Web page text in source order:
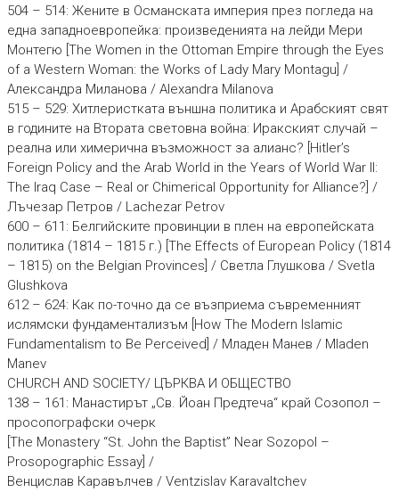
504 – 514: Жените в Османската империя през погледа на
една западноевропейка: произведенията на лейди Мери
Монтегю [The Women in the Ottoman Empire through the Eyes
of a Western Woman: the Works of Lady Mary Montagu] /
Александра Миланова / Alexandra Milanova
515 – 529: Хитлеристката външна политика и Арабският свят
в годините на Втората световна война: Иракският случай –
реална или химерична възможност за алианс? [Hitler’s
Foreign Policy and the Arab World in the Years of World War II:
The Iraq Case – Real or Chimerical Opportunity for Alliance?] /
Лъчезар Петров / Lachezar Petrov
600 – 611: Белгийските провинции в плен на европейската
политика (1814 – 1815 г.) [The Effects of European Policy (1814
– 1815) on the Belgian Provinces] / Светла Глушкова / Svetla
Glushkova
612 – 624: Как по-точно да се възприема съвременният
ислямски фундаментализъм [How The Modern Islamic
Fundamentalism to Be Perceived] / Младен Манев / Mladen
Manev
CHURCH AND SOCIETY/ ЦЪРКВА И ОБЩЕСТВО
138 – 161: Манастирът „Св. Йоан Предтеча“ край Созопол –
просопографски очерк
[The Monastery “St. John the Baptist” Near Sozopol –
Prosopographic Essay] /
Венцислав Каравълчев / Ventzislav Karavaltchev